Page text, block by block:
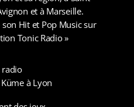
et à Marseille.
Hit et Pop Music sur
Tonic Radio »
radio
à Lyon